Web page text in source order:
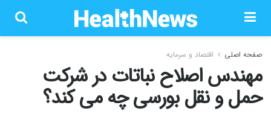
صفحه اصلی اقتصاد و سرمایه
مهندس اصلاح نباتات در شرکت
حمل و نقل بورسی چه می کند؟